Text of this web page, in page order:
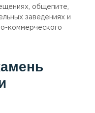
общепите,
заведениях и
коммерческого